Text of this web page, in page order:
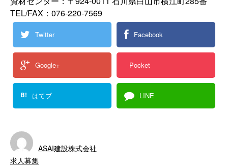
TEL/FAX：076-220-7569
Twitter Facebook
Google+ Pocket
B! はてブ LINE
ASAI建設株式会社
求人募集